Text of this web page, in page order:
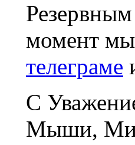
момент
телеграме
С
Мыши,